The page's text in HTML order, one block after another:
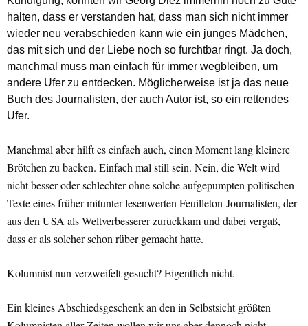
halten, dass er verstanden hat, dass man sich nicht immer
wieder neu verabschieden kann wie ein junges Mädchen,
das mit sich und der Liebe noch so furchtbar ringt. Ja doch,
manchmal muss man einfach für immer wegbleiben, um
andere Ufer zu entdecken. Möglicherweise ist ja das neue
Buch des Journalisten, der auch Autor ist, so ein rettendes
Ufer.
Manchmal aber hilft es einfach auch, einen Moment lang kleinere
Brötchen zu backen. Einfach mal still sein. Nein, die Welt wird
nicht besser oder schlechter ohne solche aufgepumpten politischen
Texte eines früher mitunter lesenwerten Feuilleton-Journalisten, der
aus den USA als Weltverbesserer zurückkam und dabei vergaß,
dass er als solcher schon rüber gemacht hatte.
Kolumnist nun verzweifelt gesucht? Eigentlich nicht.
Ein kleines Abschiedsgeschenk an den in Selbstsicht größten